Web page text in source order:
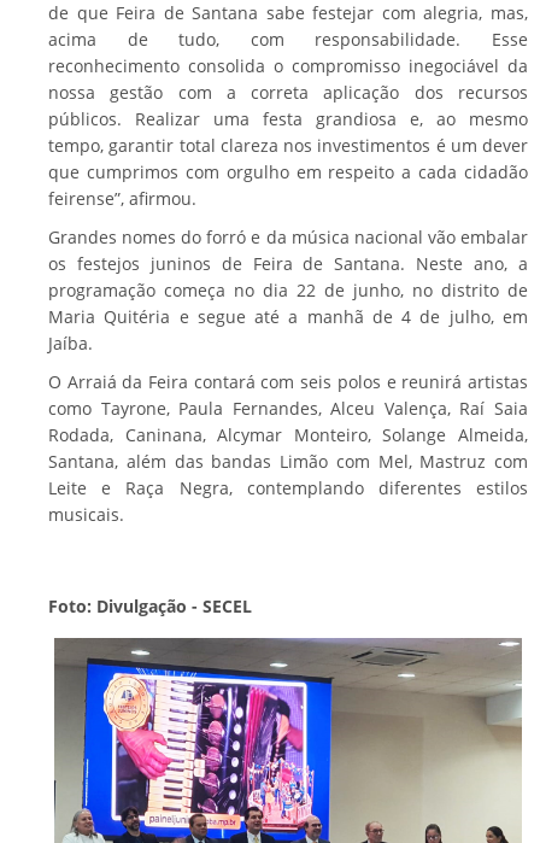
de que Feira de Santana sabe festejar com alegria, mas,
acima de tudo, com responsabilidade. Esse
reconhecimento consolida o compromisso inegociável da
nossa gestão com a correta aplicação dos recursos
públicos. Realizar uma festa grandiosa e, ao mesmo
tempo, garantir total clareza nos investimentos é um dever
que cumprimos com orgulho em respeito a cada cidadão
feirense”, afirmou.
Grandes nomes do forró e da música nacional vão embalar
os festejos juninos de Feira de Santana. Neste ano, a
programação começa no dia 22 de junho, no distrito de
Maria Quitéria e segue até a manhã de 4 de julho, em
Jaíba.
O Arraiá da Feira contará com seis polos e reunirá artistas
como Tayrone, Paula Fernandes, Alceu Valença, Raí Saia
Rodada, Caninana, Alcymar Monteiro, Solange Almeida,
Santana, além das bandas Limão com Mel, Mastruz com
Leite e Raça Negra, contemplando diferentes estilos
musicais.
Foto: Divulgação - SECEL